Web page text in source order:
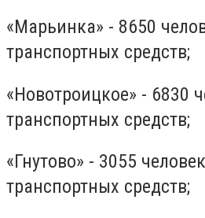
«Марьинка» - 8650
транспортных средств;
«Новотроицкое» - 6830
транспортных средств;
«Гнутово» - 3055
транспортных средств;